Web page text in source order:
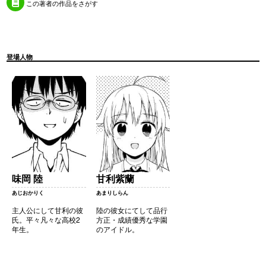
この著者の作品をさがす
登場人物
味岡 陸
あじおかりく
主人公にして甘利の彼
氏。平々凡々な高校2
年生。
甘利紫蘭
あまりしらん
陸の彼女にてして品行
方正・成績優秀な学園
のアイドル。